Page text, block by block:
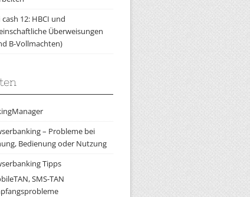
12: HBCI und
Überweisungen
B-Vollmachten)
– Probleme bei
Bedienung oder Nutzung
Tipps
SMS-TAN